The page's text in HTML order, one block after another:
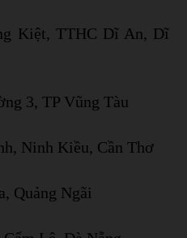
Kiệt, TTHC Dĩ An, Dĩ
3, TP Vũng Tàu
Ninh Kiều, Cần Thơ
Quảng Ngãi